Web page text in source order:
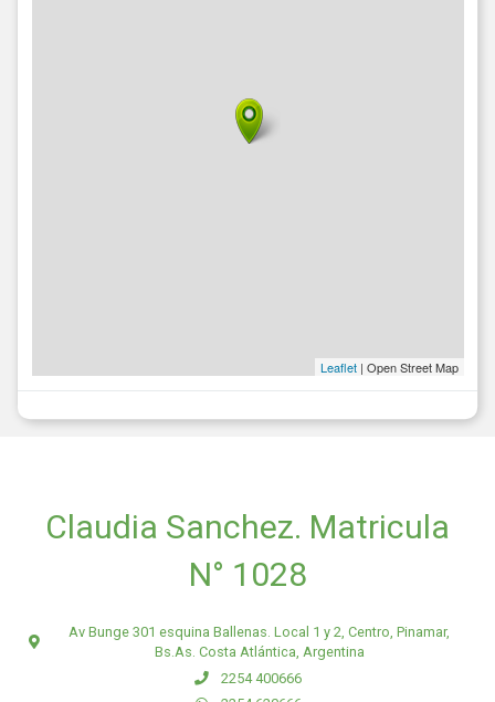
Leaflet| Open Street Map
Claudia Sanchez. Matricula
N° 1028
Av Bunge 301 esquina Ballenas. Local 1 y 2, Centro, Pinamar,
Bs.As. Costa Atlántica, Argentina
2254 400666